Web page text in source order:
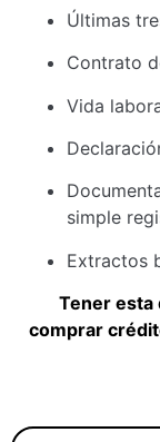
Últimas
Contrato
Vida
simple
Extractos
Tener esta
comprar